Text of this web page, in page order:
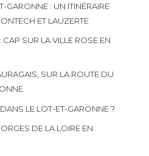
GARONNE : UN ITINÉRAIRE
ET LAUZERTE
SUR LA VILLE ROSE EN
SUR LA ROUTE DU
LE LOT-ET-GARONNE ?
DE LA LOIRE EN